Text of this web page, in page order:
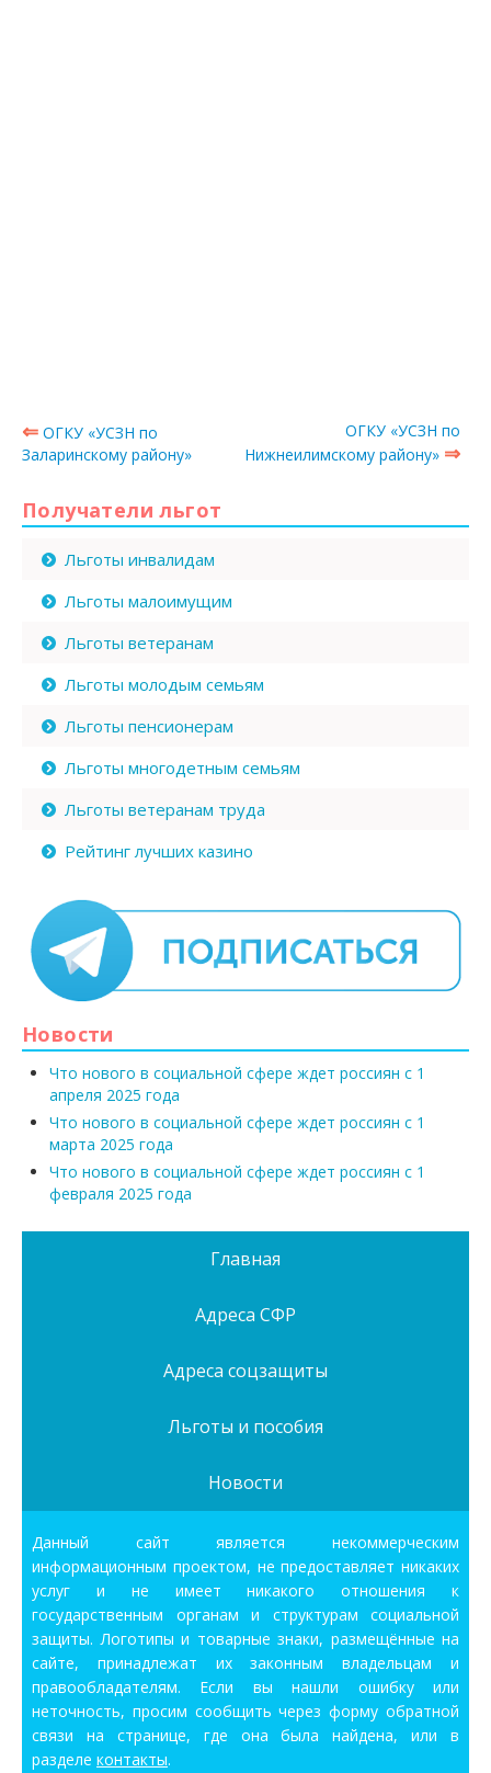
⇐ ОГКУ «УСЗН по
Заларинскому району»
ОГКУ «УСЗН по
Нижнеилимскому району» ⇒
Получатели льгот
Льготы инвалидам
Льготы малоимущим
Льготы ветеранам
Льготы молодым семьям
Льготы пенсионерам
Льготы многодетным семьям
Льготы ветеранам труда
Рейтинг лучших казино
Новости
Что нового в социальной сфере ждет россиян с 1
апреля 2025 года
Что нового в социальной сфере ждет россиян с 1
марта 2025 года
Что нового в социальной сфере ждет россиян с 1
февраля 2025 года
Главная
Адреса СФР
Адреса соцзащиты
Льготы и пособия
Новости
Данный сайт является некоммерческим
информационным проектом, не предоставляет никаких
услуг и не имеет никакого отношения к
государственным органам и структурам социальной
защиты. Логотипы и товарные знаки, размещённые на
сайте, принадлежат их законным владельцам и
правообладателям. Если вы нашли ошибку или
неточность, просим сообщить через форму обратной
связи на странице, где она была найдена, или в
разделе контакты.